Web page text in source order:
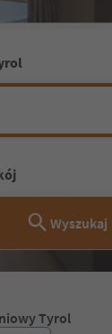
Wyszukaj
Tyrol